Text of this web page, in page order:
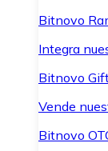
Bitnovo
Integra
Bitnovo
Vende
Bitnovo